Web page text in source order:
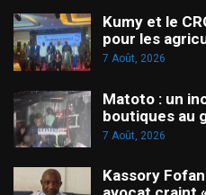
Kumy et le
pour les
7 Août, 2026
Matoto : un
boutiques au
7 Août, 2026
Kassory